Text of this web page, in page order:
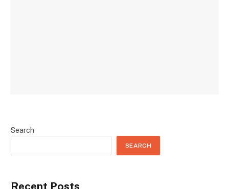
Search
SEARCH
Recent Posts